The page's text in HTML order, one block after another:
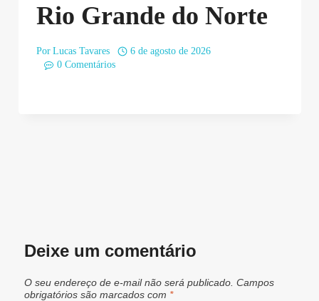
Rio Grande do Norte
Por Lucas Tavares
6 de agosto de 2026
0 Comentários
Deixe um comentário
O seu endereço de e-mail não será publicado. Campos
obrigatórios são marcados com *